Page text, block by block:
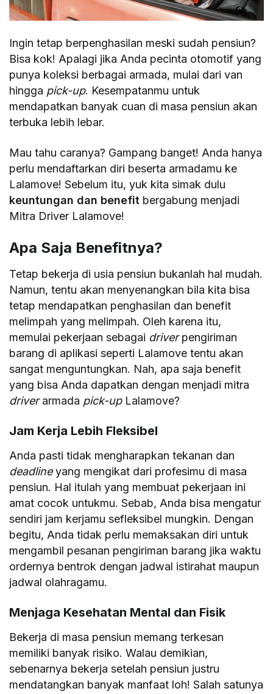
Ingin tetap berpenghasilan meski sudah pensiun?
Bisa kok! Apalagi jika Anda pecinta otomotif yang
punya koleksi berbagai armada, mulai dari van
hingga pick-up. Kesempatanmu untuk
mendapatkan banyak cuan di masa pensiun akan
terbuka lebih lebar.
Mau tahu caranya? Gampang banget! Anda hanya
perlu mendaftarkan diri beserta armadamu ke
Lalamove! Sebelum itu, yuk kita simak dulu
keuntungan dan benefit bergabung menjadi
Mitra Driver Lalamove!
Apa Saja Benefitnya?
Tetap bekerja di usia pensiun bukanlah hal mudah.
Namun, tentu akan menyenangkan bila kita bisa
tetap mendapatkan penghasilan dan benefit
melimpah yang melimpah. Oleh karena itu,
memulai pekerjaan sebagai driverpengiriman
barang di aplikasi seperti Lalamove tentu akan
sangat menguntungkan. Nah, apa saja benefit
yang bisa Anda dapatkan dengan menjadi mitra
driverarmada pick-up Lalamove?
Jam Kerja Lebih Fleksibel
Anda pasti tidak mengharapkan tekanan dan
deadlineyang mengikat dari profesimu di masa
pensiun. Hal itulah yang membuat pekerjaan ini
amat cocok untukmu. Sebab, Anda bisa mengatur
sendiri jam kerjamu sefleksibel mungkin. Dengan
begitu, Anda tidak perlu memaksakan diri untuk
mengambil pesanan pengiriman barang jika waktu
ordernya bentrok dengan jadwal istirahat maupun
jadwal olahragamu.
Menjaga Kesehatan Mental dan Fisik
Bekerja di masa pensiun memang terkesan
memiliki banyak risiko. Walau demikian,
sebenarnya bekerja setelah pensiun justru
mendatangkan banyak manfaat loh! Salah satunya